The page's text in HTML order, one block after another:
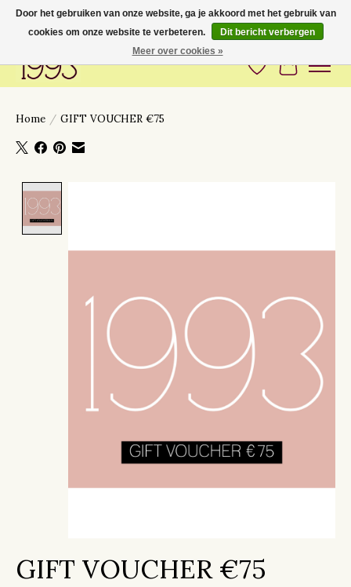
Love to have you around
Verlanglijst
Home / GIFT VOUCHER €75
GIFT VOUCHER €75
Door het gebruiken van onze website, ga je akkoord met het gebruik van
cookies om onze website te verbeteren.
Dit bericht verbergen
Meer over cookies »